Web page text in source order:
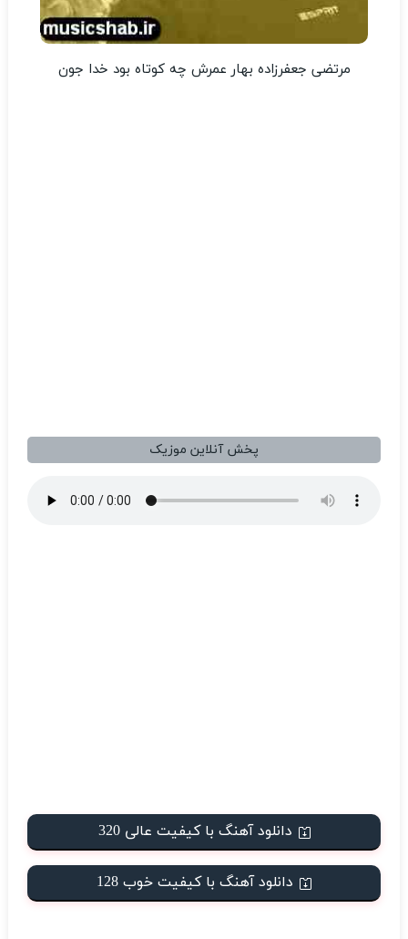
مرتضی جعفرزاده بهار عمرش چه کوتاه بود خدا جون
پخش آنلاین موزیک
دانلود آهنگ با کیفیت عالی 320
دانلود آهنگ با کیفیت خوب 128